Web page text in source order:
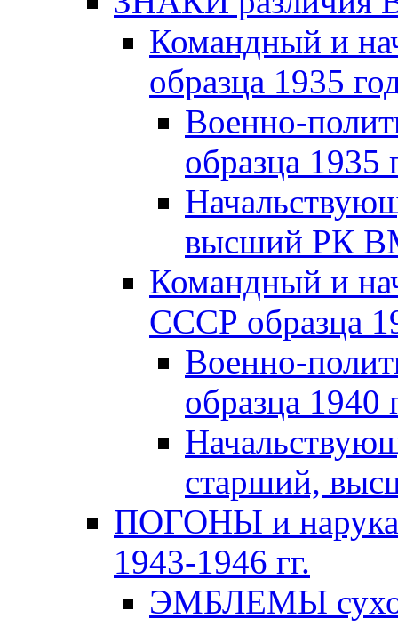
Командный и
образца 1935
Военно-
образца 1935
высший РК
Командный и
СССР образца
Военно-
образца 1940
старший,
ПОГОНЫ и
1943-1946 гг.
ЭМБЛЕМЫ